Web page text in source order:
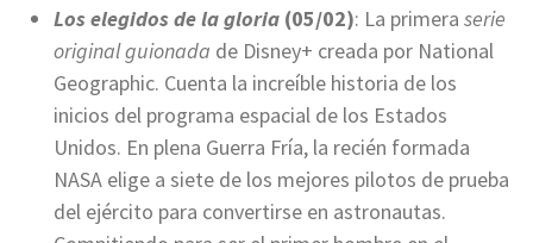
Los elegidos de la gloria (05/02): La primera serie
original guionada de Disney+ creada por National
Geographic. Cuenta la increíble historia de los
inicios del programa espacial de los Estados
Unidos. En plena Guerra Fría, la recién formada
NASA elige a siete de los mejores pilotos de prueba
del ejército para convertirse en astronautas.